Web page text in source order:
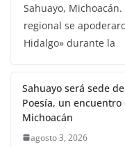
Sahuayo,
regional se
Hidalgo» durante la
Sahuayo será sede
Poesía, un
Michoacán
agosto 3, 2026